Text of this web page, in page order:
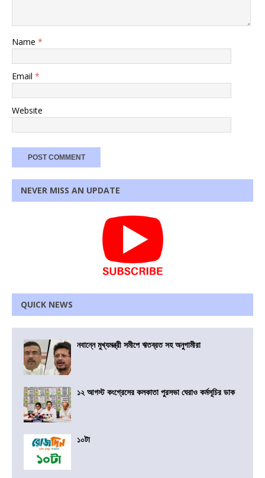
Name *
Email *
Website
NEVER MISS AN UPDATE
QUICK NEWS
নবান্নে মুখ্যমন্ত্রী সমীপে ঋতব্রত সহ অনুগামীরা
১২ আগস্ট কংগ্রেসের কলকাতা পুরসভা ঘেরাও কর্মসূচির ডাক
১০টা